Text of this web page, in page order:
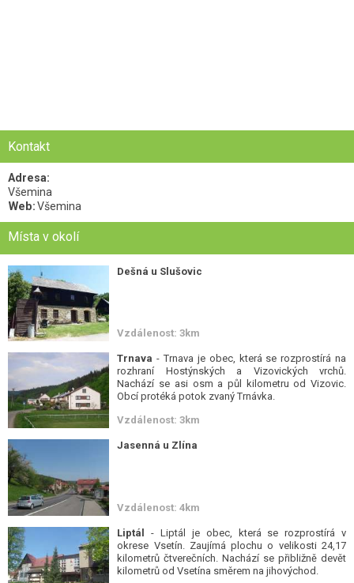
Kontakt
Adresa:
Všemina
Web:Všemina
Místa v okolí
Dešná u Slušovic
Vzdálenost: 3km
Trnava - Trnava je obec, která se rozprostírá na
rozhraní Hostýnských a Vizovických vrchů.
Nachází se asi osm a půl kilometru od Vizovic.
Obcí protéká potok zvaný Trnávka.
Vzdálenost: 3km
Jasenná u Zlína
Vzdálenost: 4km
Liptál - Liptál je obec, která se rozprostírá v
okrese Vsetín. Zaujímá plochu o velikosti 24,17
kilometrů čtverečních. Nachází se přibližně devět
kilometrů od Vsetína směrem na jihovýchod.